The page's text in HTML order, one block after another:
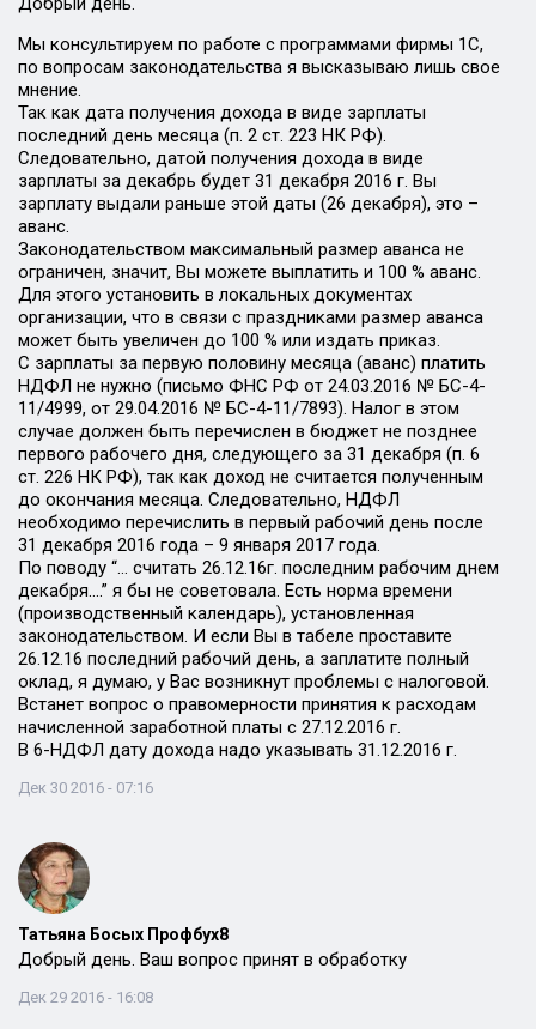
Мы консультируем по работе с программами фирмы 1С,
по вопросам законодательства я высказываю лишь свое
мнение.
Так как дата получения дохода в виде зарплаты
последний день месяца (п. 2 ст. 223 НК РФ).
Следовательно, датой получения дохода в виде
зарплаты за декабрь будет 31 декабря 2016 г. Вы
зарплату выдали раньше этой даты (26 декабря), это –
аванс.
Законодательством максимальный размер аванса не
ограничен, значит, Вы можете выплатить и 100 % аванс.
Для этого установить в локальных документах
организации, что в связи с праздниками размер аванса
может быть увеличен до 100 % или издать приказ.
С зарплаты за первую половину месяца (аванс) платить
НДФЛ не нужно (письмо ФНС РФ от 24.03.2016 № БС-4-
11/4999, от 29.04.2016 № БС-4-11/7893). Налог в этом
случае должен быть перечислен в бюджет не позднее
первого рабочего дня, следующего за 31 декабря (п. 6
ст. 226 НК РФ), так как доход не считается полученным
до окончания месяца. Следовательно, НДФЛ
необходимо перечислить в первый рабочий день после
31 декабря 2016 года – 9 января 2017 года.
По поводу “… считать 26.12.16г. последним рабочим днем
декабря….” я бы не советовала. Есть норма времени
(производственный календарь), установленная
законодательством. И если Вы в табеле проставите
26.12.16 последний рабочий день, а заплатите полный
оклад, я думаю, у Вас возникнут проблемы с налоговой.
Встанет вопрос о правомерности принятия к расходам
начисленной заработной платы с 27.12.2016 г.
В 6-НДФЛ дату дохода надо указывать 31.12.2016 г.
Дек 30 2016 - 07:16
Татьяна Босых Профбух8
Добрый день. Ваш вопрос принят в обработку
Дек 29 2016 - 16:08